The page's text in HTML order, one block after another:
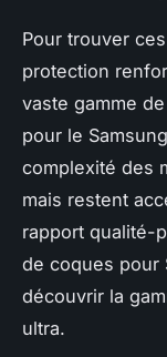
Pour trouver
protection
vaste gamme
pour le
complexité des
mais restent
rapport qualité-
de coques pour
découvrir la
ultra.